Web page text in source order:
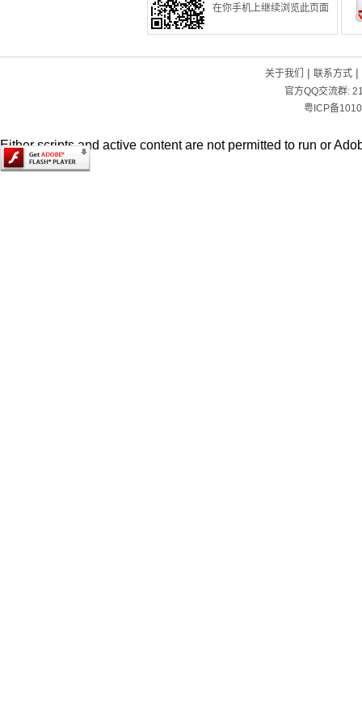
在你手机上继续浏览此页面
关于我们 | 联系方式|
官方QQ交流群:
粤ICP备
Either scripts and active content are not permitted to run or